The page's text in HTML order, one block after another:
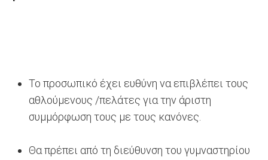
Το προσωπικό έχει ευθύνη να επιβλέπει τους
αθλούμενους /πελάτες για την άριστη
συμμόρφωση τους με τους κανόνες.
Θα πρέπει από τη διεύθυνση του γυμναστηρίου